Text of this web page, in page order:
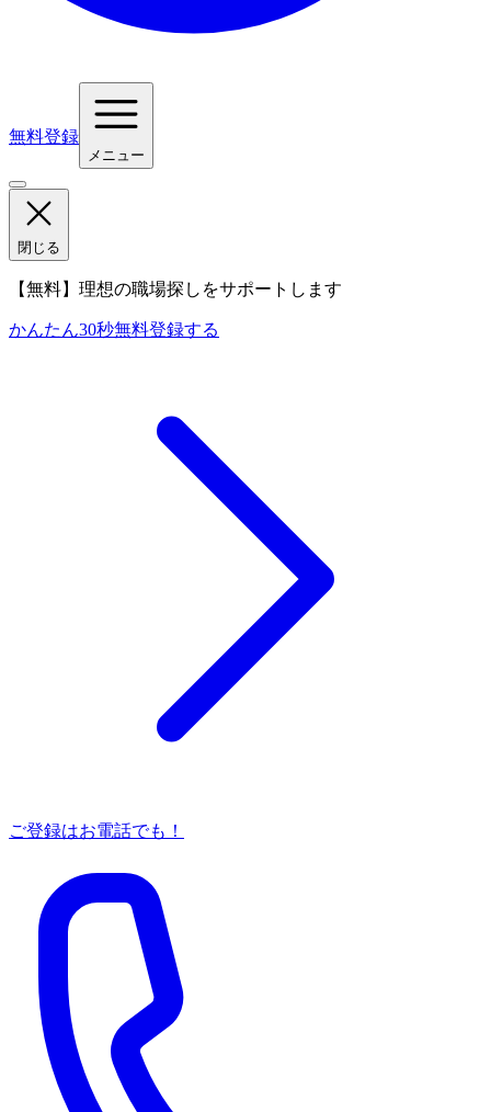
無料登録
メニュー
閉じる
【無料】理想の職場探しをサポートします
かんたん30秒無料登録する
ご登録はお電話でも！